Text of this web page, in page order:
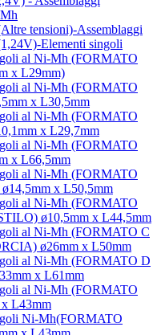
tensioni)-Assemblaggi
Elementi singoli
al Ni-Mh (FORMATO
x L29mm)
al Ni-Mh (FORMATO
x L30,5mm
al Ni-Mh (FORMATO
x L29,7mm
al Ni-Mh (FORMATO
x L66,5mm
al Ni-Mh (FORMATO
x L50,5mm
al Ni-Mh (FORMATO
ø10,5mm x L44,5mm
al Ni-Mh (FORMATO C
ø26mm x L50mm
al Ni-Mh (FORMATO D
x L61mm
al Ni-Mh (FORMATO
x L43mm
Ni-Mh(FORMATO